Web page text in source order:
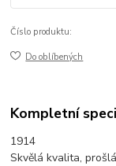
Číslo produktu:
Do oblíbených
Kompletní
1914
Skvělá kvalita,